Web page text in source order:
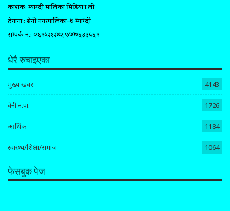
प्रकाशक: म्याग्दी मालिका मिडिया प्रा.ली
ठेगाना : बेनी नगरपालिका–७ म्याग्दी
सम्पर्क न.: ०६९५२१२४२,९८४७६३३५६९
धेरै रुचाइएका
मुख्य खबर 4143
बेनी न.पा. 1726
आर्थिक 1184
स्वास्थ्य/शिक्षा/समाज 1064
फेसबुक पेज